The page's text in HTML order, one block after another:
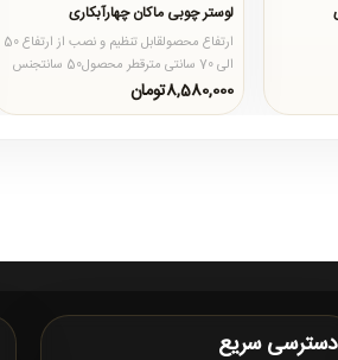
لوستر چوبی ماکان چهارآبکاری
ارتفاع محصولقابل تنظیم و نصب از ارتفاع 50
الی 70 سانتی مترقطر محصول50 سانتجنس
محصولبدنه از چوب روس د..
8,580,000تومان
دسترسی سریع